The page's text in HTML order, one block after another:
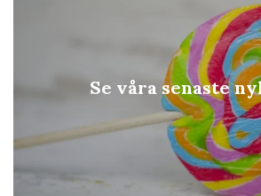
Se våra senaste